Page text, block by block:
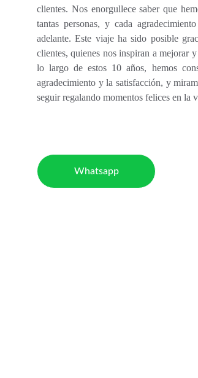
clientes. Nos enorgullece saber que
tantas personas, y cada
adelante. Este viaje ha sido posible
clientes, quienes nos inspiran a mejorar
lo largo de estos 10 años, hemos
agradecimiento y la satisfacción, y
seguir regalando momentos felices en la
Whatsapp